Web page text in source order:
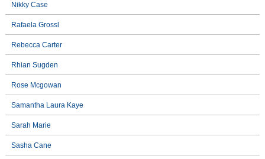
Nikky Case
Rafaela Grossl
Rebecca Carter
Rhian Sugden
Rose Mcgowan
Samantha Laura Kaye
Sarah Marie
Sasha Cane